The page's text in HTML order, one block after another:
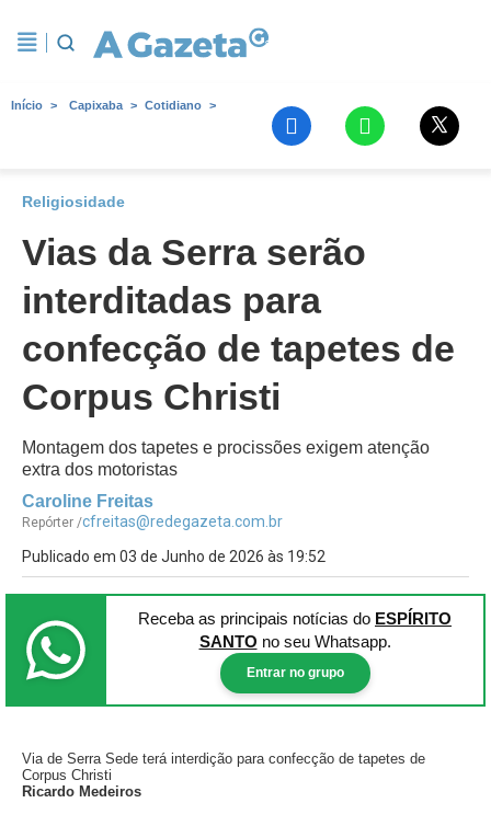
Início Capixaba Cotidiano
Religiosidade
Vias da Serra serão
interditadas para
confecção de tapetes de
Corpus Christi
Montagem dos tapetes e procissões exigem atenção
extra dos motoristas
Caroline Freitas
Repórter /cfreitas@redegazeta.com.br
Publicado em 03 de Junho de 2026 às 19:52
Receba as principais notícias do ESPÍRITO
SANTO no seu Whatsapp.
Entrar no grupo
Via de Serra Sede terá interdição para confecção de tapetes de
Corpus Christi
Ricardo Medeiros